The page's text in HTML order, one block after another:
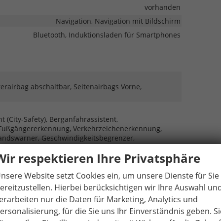
vorhanden
Navigation, Navigation mit Bildschirm
Bluetooth, Induktionsladen für Smartphones
abschaltbar, Seitenairbags Vorne,
(City-Safety), Berganfahrassistent,
Verkehrzeichenerkennung,
Geschwindigkeitsbegrenzer,
vorne, Park Distance Control hinten, Rückfahrkamera
vorhanden
vorhanden
Servolenkung
respektieren Ihre Privatsphäre
Website setzt Cookies ein, um unsere Dienste für Sie
Hierbei berücksichtigen wir Ihre Auswahl
nur die Daten für Marketing, Analytics und
für die Sie uns Ihr Einverständnis geben.